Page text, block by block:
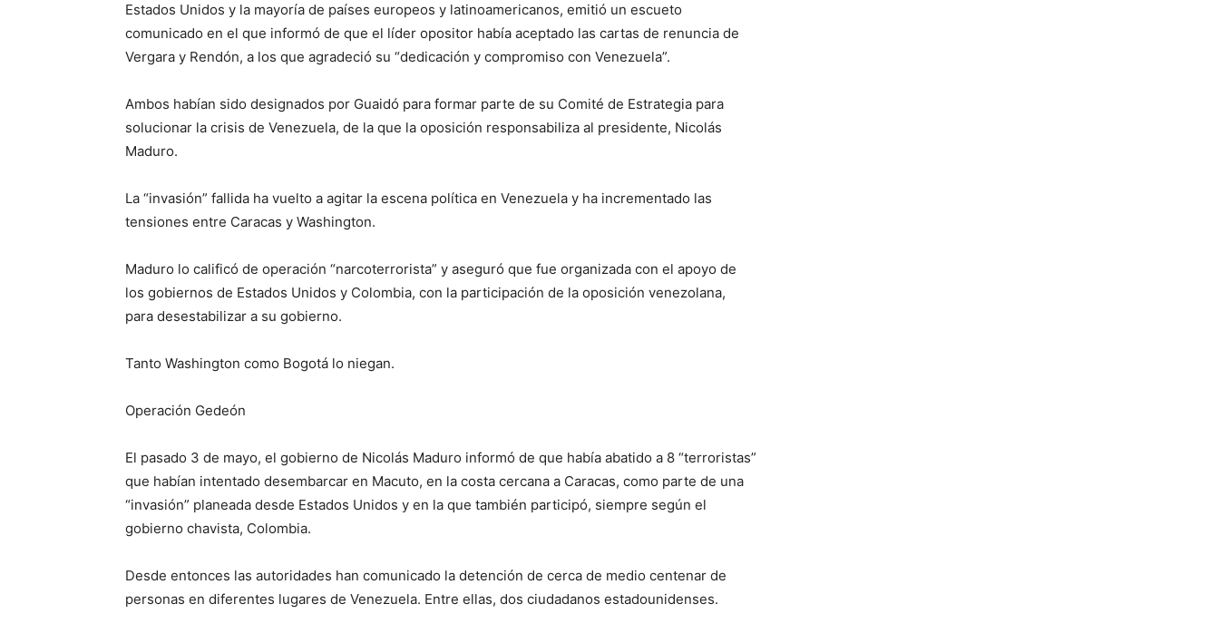
Estados Unidos y la mayoría de países europeos y latinoamericanos, emitió un escueto
comunicado en el que informó de que el líder opositor había aceptado las cartas de renuncia de
Vergara y Rendón, a los que agradeció su “dedicación y compromiso con Venezuela”.
Ambos habían sido designados por Guaidó para formar parte de su Comité de Estrategia para
solucionar la crisis de Venezuela, de la que la oposición responsabiliza al presidente, Nicolás
Maduro.
La “invasión” fallida ha vuelto a agitar la escena política en Venezuela y ha incrementado las
tensiones entre Caracas y Washington.
Maduro lo calificó de operación “narcoterrorista” y aseguró que fue organizada con el apoyo de
los gobiernos de Estados Unidos y Colombia, con la participación de la oposición venezolana,
para desestabilizar a su gobierno.
Tanto Washington como Bogotá lo niegan.
Operación Gedeón
El pasado 3 de mayo, el gobierno de Nicolás Maduro informó de que había abatido a 8 “terroristas”
que habían intentado desembarcar en Macuto, en la costa cercana a Caracas, como parte de una
“invasión” planeada desde Estados Unidos y en la que también participó, siempre según el
gobierno chavista, Colombia.
Desde entonces las autoridades han comunicado la detención de cerca de medio centenar de
personas en diferentes lugares de Venezuela. Entre ellas, dos ciudadanos estadounidenses.